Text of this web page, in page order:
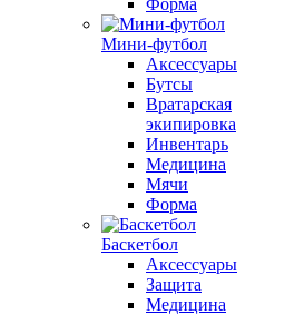
Форма
Мини-футбол
Аксессуары
Бутсы
Вратарская
экипировка
Инвентарь
Медицина
Мячи
Форма
Баскетбол
Аксессуары
Защита
Медицина